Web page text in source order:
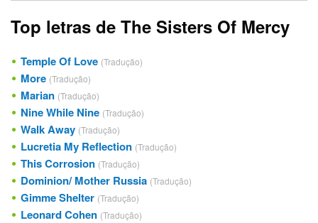
Top letras de The Sisters Of Mercy
Temple Of Love (Tradução)
More (Tradução)
Marian (Tradução)
Nine While Nine (Tradução)
Walk Away (Tradução)
Lucretia My Reflection (Tradução)
This Corrosion (Tradução)
Dominion/ Mother Russia (Tradução)
Gimme Shelter (Tradução)
Leonard Cohen (Tradução)